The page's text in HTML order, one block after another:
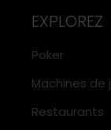
EXPLOREZ
Poker
Machines de
Restaurants